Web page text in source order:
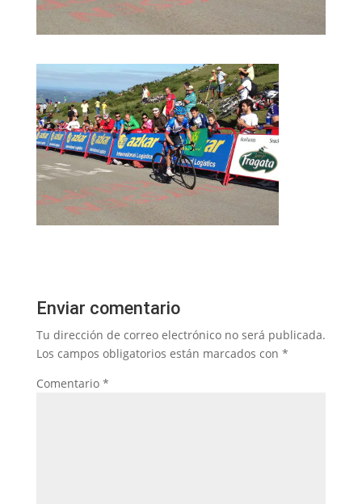
Enviar comentario
Tu dirección de correo electrónico no será publicada.
Los campos obligatorios están marcados con *
Comentario *